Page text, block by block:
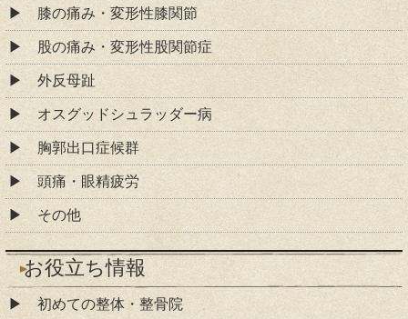
膝の痛み・変形性膝関節
股の痛み・変形性股関節症
外反母趾
オスグッドシュラッダー病
胸郭出口症候群
頭痛・眼精疲労
その他
お役立ち情報
初めての整体・整骨院